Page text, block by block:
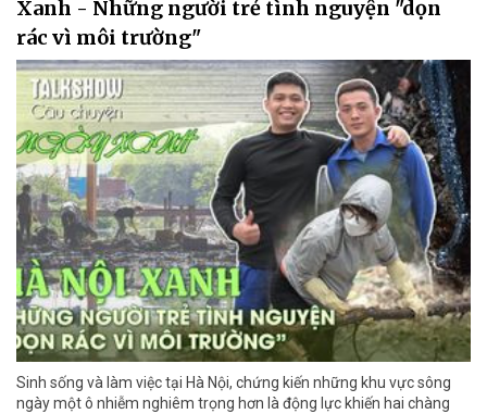
Xanh - Những người trẻ tình nguyện "dọn
rác vì môi trường"
Sinh sống và làm việc tại Hà Nội, chứng kiến những khu vực sông
ngày một ô nhiễm nghiêm trọng hơn là động lực khiến hai chàng